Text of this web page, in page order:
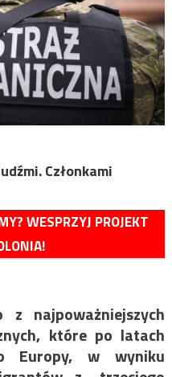
Członkami
WESPRZYJ PROJEKT
najpoważniejszych
które po latach
Europy, w wyniku